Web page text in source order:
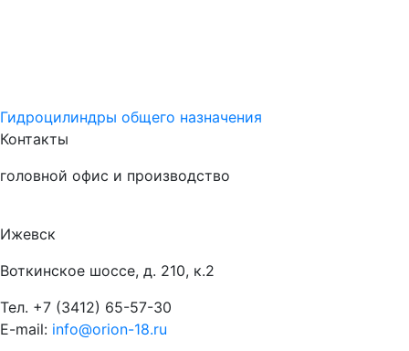
Гидроцилиндры общего назначения
Контакты
головной офис и производство
Ижевск
Воткинское шоссе, д. 210, к.2
Тел. +7 (3412) 65-57-30
E-mail: info@orion-18.ru